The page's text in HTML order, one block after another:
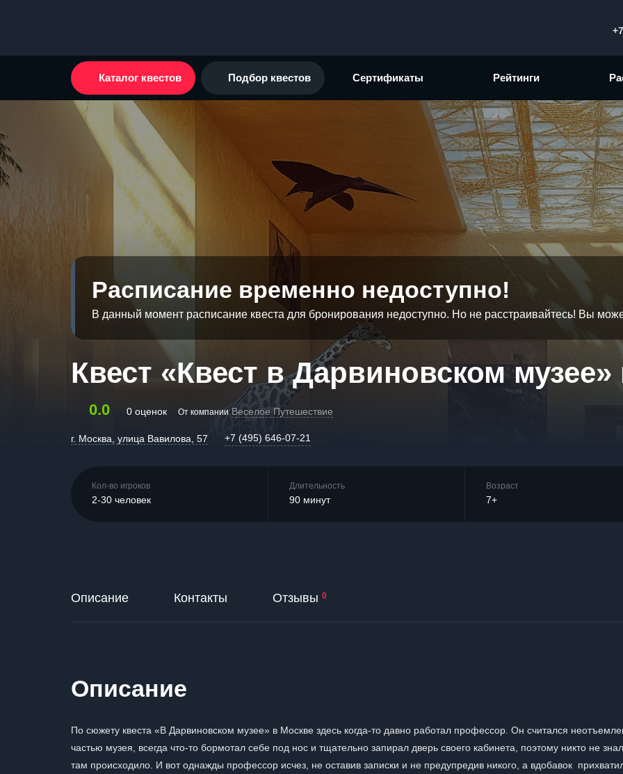
Каталог квестов Подбор квестов Сертификаты Рейтинги
Расписание временно недоступно!
В данный момент расписание квеста для бронирования недоступно. Но не расстраивайтесь! Вы
Квест «Квест в Дарвиновском
0.0 0 оценок От компании Веселое Путешествие
г. Москва, улица Вавилова, 57 +7 (495) 646-07-21
Кол-во игроков
2-30 человек
Длительность
90 минут
Возраст
7+
Описание Контакты Отзывы 0
Описание
По сюжету квеста «В Дарвиновском музее» в Москве здесь когда-то давно работал профессор. Он считался
частью музея, всегда что-то бормотал себе под нос и тщательно запирал дверь своего кабинета, поэтому никто не
там происходило. И вот однажды профессор исчез, не оставив записки и не предупредив никого, а вдобавок